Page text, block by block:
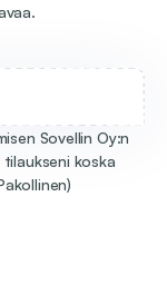
Sovellin Oy:n
koska